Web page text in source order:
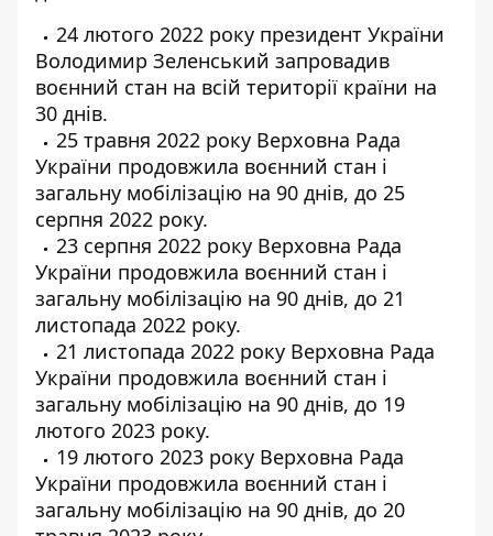
24 лютого 2022 року президент України
Володимир Зеленський запровадив
воєнний стан на всій території країни на
30 днів.
25 травня 2022 року Верховна Рада
України продовжила воєнний стан і
загальну мобілізацію на 90 днів, до 25
серпня 2022 року.
23 серпня 2022 року Верховна Рада
України продовжила воєнний стан і
загальну мобілізацію на 90 днів, до 21
листопада 2022 року.
21 листопада 2022 року Верховна Рада
України продовжила воєнний стан і
загальну мобілізацію на 90 днів, до 19
лютого 2023 року.
19 лютого 2023 року Верховна Рада
України продовжила воєнний стан і
загальну мобілізацію на 90 днів, до 20